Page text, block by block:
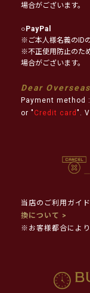
場合がございます。
○PayPal
※ご本人様名義のID
※不正使用防止のた
場合がございます。
Dear
Payment method
or " Credit card ".
当店のご利用ガイ
換について >
※お客様都合によ